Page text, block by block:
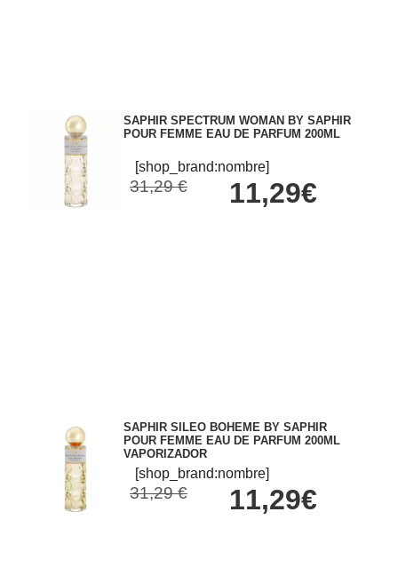
SAPHIR SPECTRUM WOMAN BY SAPHIR
POUR FEMME EAU DE PARFUM 200ML
[shop_brand:nombre]
31,29 € 11,29€
SAPHIR SILEO BOHEME BY SAPHIR
POUR FEMME EAU DE PARFUM 200ML
VAPORIZADOR
[shop_brand:nombre]
31,29 € 11,29€